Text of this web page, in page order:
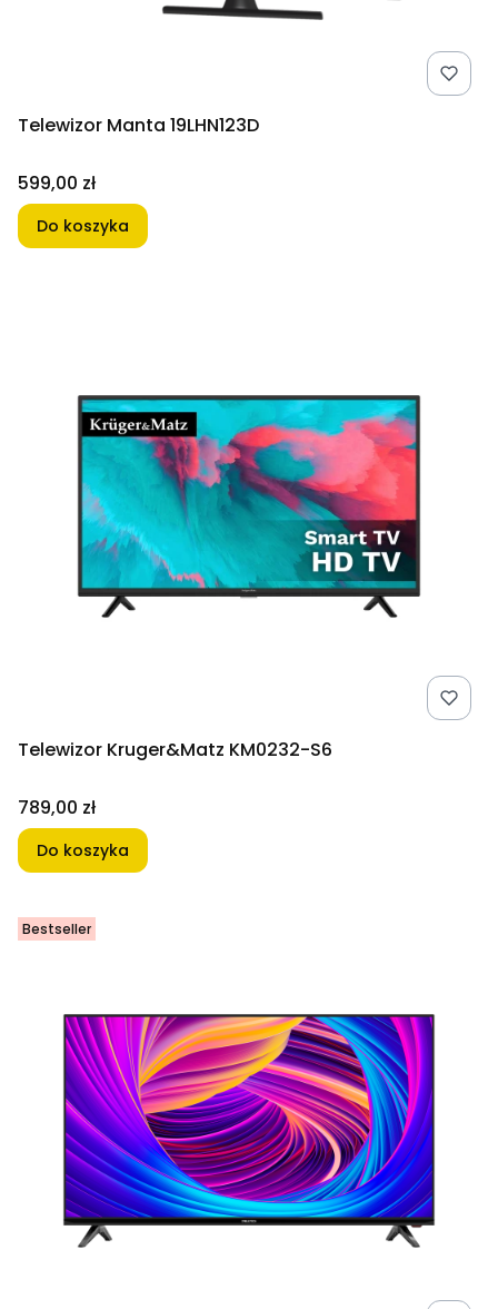
Telewizor Manta 19LHN123D
Cena
599,00 zł
Do koszyka
Telewizor Kruger&Matz KM0232-S6
Cena
789,00 zł
Do koszyka
Bestseller